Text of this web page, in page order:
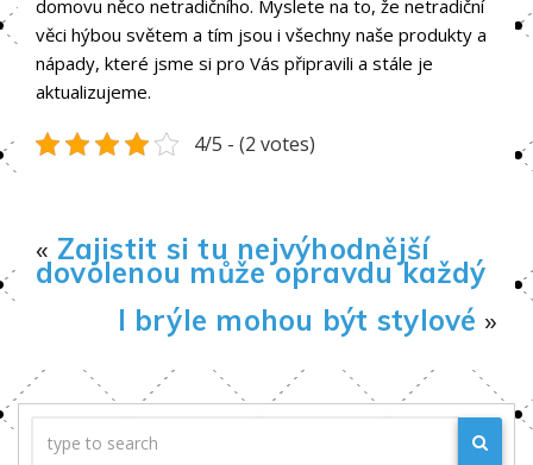
domovu něco netradičního. Myslete na to, že netradiční
věci hýbou světem a tím jsou i všechny naše produkty a
nápady, které jsme si pro Vás připravili a stále je
aktualizujeme.
4/5 - (2 votes)
« Zajistit si tu nejvýhodnější
dovolenou může opravdu každý
I brýle mohou být stylové »